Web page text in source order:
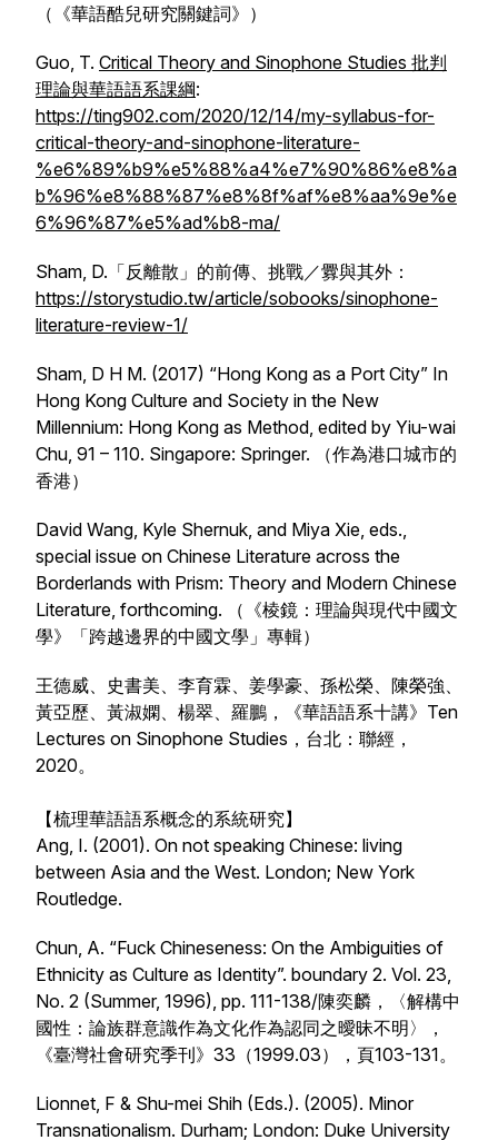
（《華語酷兒研究關鍵詞》）
Guo, T. Critical Theory and Sinophone Studies 批判
理論與華語語系課綱:
https://ting902.com/2020/12/14/my-syllabus-for-
critical-theory-and-sinophone-literature-
%e6%89%b9%e5%88%a4%e7%90%86%e8%a
b%96%e8%88%87%e8%8f%af%e8%aa%9e%e
6%96%87%e5%ad%b8-ma/
Sham, D.「反離散」的前傳、挑戰／釁與其外：
https://storystudio.tw/article/sobooks/sinophone-
literature-review-1/
Sham, D H M. (2017) “Hong Kong as a Port City” In
Hong Kong Culture and Society in the New
Millennium: Hong Kong as Method, edited by Yiu-wai
Chu, 91 – 110. Singapore: Springer. （作為港口城市的
香港）
David Wang, Kyle Shernuk, and Miya Xie, eds.,
special issue on Chinese Literature across the
Borderlands with Prism: Theory and Modern Chinese
Literature, forthcoming. （《棱鏡：理論與現代中國文
學》「跨越邊界的中國文學」專輯）
王德威、史書美、李育霖、姜學豪、孫松榮、陳榮強、
黃亞歷、黃淑嫻、楊翠、羅鵬，《華語語系十講》Ten
Lectures on Sinophone Studies，台北：聯經，
2020。
【梳理華語語系概念的系統研究】
Ang, I. (2001). On not speaking Chinese: living
between Asia and the West. London; New York
Routledge.
Chun, A. “Fuck Chineseness: On the Ambiguities of
Ethnicity as Culture as Identity”. boundary 2. Vol. 23,
No. 2 (Summer, 1996), pp. 111-138/陳奕麟，〈解構中
國性：論族群意識作為文化作為認同之曖昧不明〉，
《臺灣社會研究季刊》33（1999.03），頁103-131。
Lionnet, F & Shu-mei Shih (Eds.). (2005). Minor
Transnationalism. Durham; London: Duke University